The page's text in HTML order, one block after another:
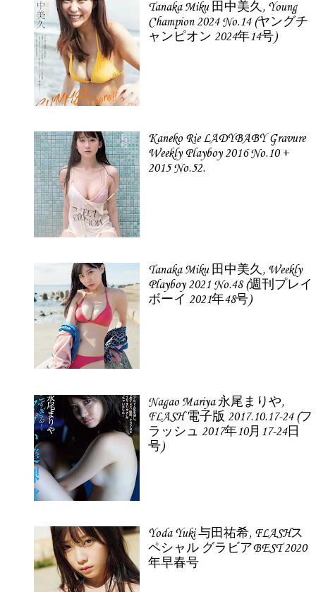
Tanaka Miku 田中美久, Young
Champion 2024 No.14 (ヤングチ
ャンピオン 2024年14号)
Kaneko Rie LADYBABY Gravure
Weekly Playboy 2016 No.10 +
2015 No.52.
Tanaka Miku 田中美久, Weekly
Playboy 2021 No.48 (週刊プレイ
ボーイ 2021年48号)
Nagao Mariya 永尾まりや,
FLASH 電子版 2017.10.17-24 (フ
ラッシュ 2017年10月17-24日
号)
Yoda Yuki 与田祐希, FLASHス
ペシャル グラビアBEST 2020
年早春号